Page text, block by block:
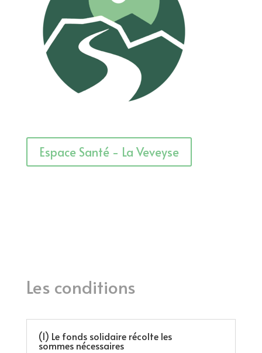
Espace Santé - La Veveyse
Les conditions
(1) Le fonds solidaire récolte les
sommes nécessaires